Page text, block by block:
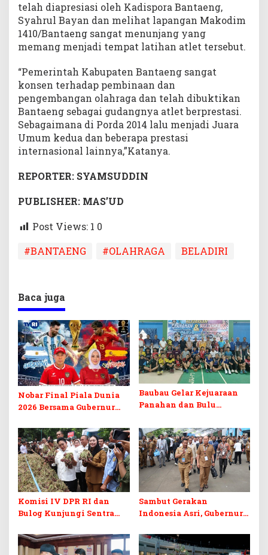
telah diapresiasi oleh Kadispora Bantaeng,
Syahrul Bayan dan melihat lapangan Makodim
1410/Bantaeng sangat menunjang yang
memang menjadi tempat latihan atlet tersebut.
“Pemerintah Kabupaten Bantaeng sangat
konsen terhadap pembinaan dan
pengembangan olahraga dan telah dibuktikan
Bantaeng sebagai gudangnya atlet berprestasi.
Sebagaimana di Porda 2014 lalu menjadi Juara
Umum kedua dan beberapa prestasi
internasional lainnya,”Katanya.
REPORTER: SYAMSUDDIN
PUBLISHER: MAS’UD
Post Views: 1 0
#BANTAENG
#OLAHRAGA BELADIRI
Baca juga
Nobar Final Piala Dunia
2026 Bersama Gubernur
Baubau Gelar Kejuaraan
Panahan dan Bulu
Atlet Berprestasi
Komisi IV DPR RI dan
Bulog Kunjungi Sentra
Dorong Peluang Ekspor
Sambut Gerakan
Indonesia Asri, Gubernur
Penertiban Baliho dan
Kabel Semrawut